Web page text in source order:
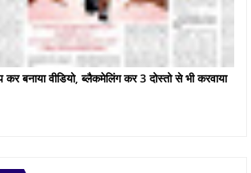
कर बनाया वीडियो, ब्लैकमेलिंग कर 3 दोस्तो से भी करवाया